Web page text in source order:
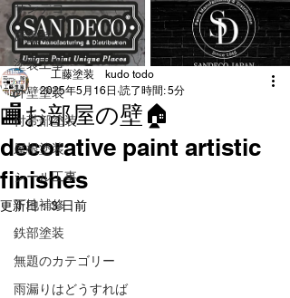
サンデコ
床塗装
塗装工事
外壁塗装
付帯部塗装
屋根塗装
シール工事
下地補修
鉄部塗装
無題のカテゴリー
雨漏りはどうすれば
🏬お部屋の壁🏠
decorative paint artistic
finishes
工藤塗装 kudo todo
2025年5月16日 読了時間: 5分
更新日：3 日前